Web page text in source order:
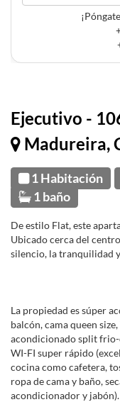
Ejecutivo -
Madureira,
1 Habitación
1 baño
De estilo Flat, este
Ubicado cerca del
silencio, la tranquilidad
La propiedad es súper
balcón, cama queen
acondicionado split
WI-FI super rápido
cocina como cafetera,
ropa de cama y baño,
acondicionador y